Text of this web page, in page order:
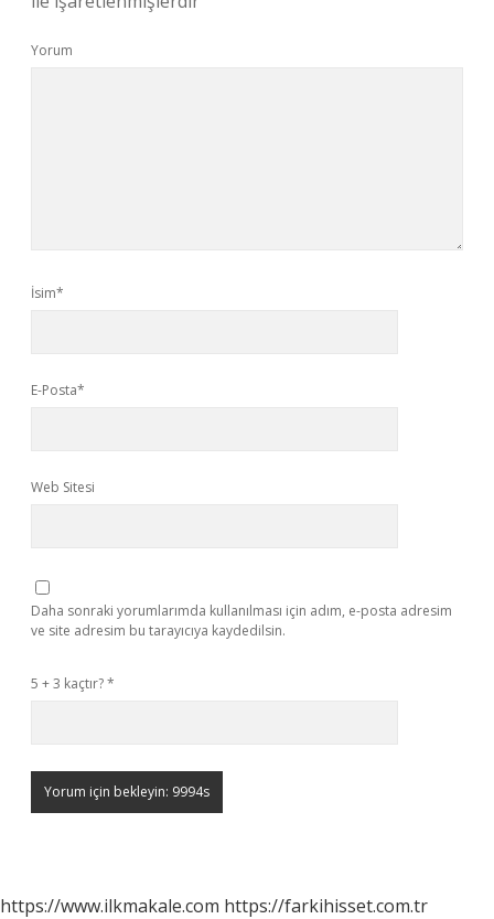
Yorum
İsim*
E-Posta*
Web Sitesi
Daha sonraki yorumlarımda kullanılması için adım, e-posta adresim
ve site adresim bu tarayıcıya kaydedilsin.
5 + 3 kaçtır?*
https://www.ilkmakale.com https://farkihisset.com.tr